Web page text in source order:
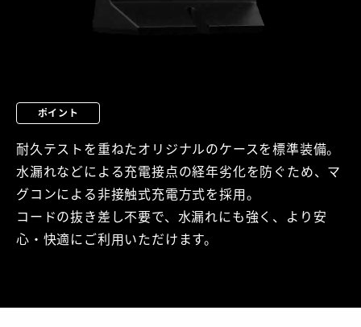
ポイント
耐久テストを重ねたオリジナルのケースを標準装備。
水漏れなどによる充電接点の経年劣化を防ぐため、マ
グコンによる非接触式充電方式を採用。
コードの抜き差し不要で、水漏れにも強く、より安
心・快適にご利用いただけます。